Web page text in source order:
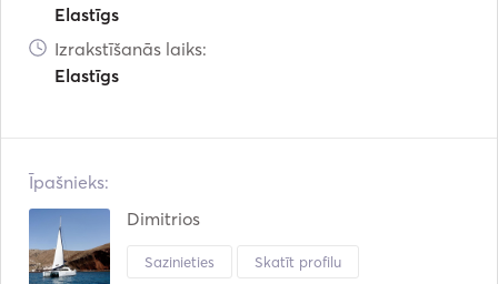
Elastīgs
Izrakstīšanās laiks:
Elastīgs
Īpašnieks:
Dimitrios
Sazinieties Skatīt profilu